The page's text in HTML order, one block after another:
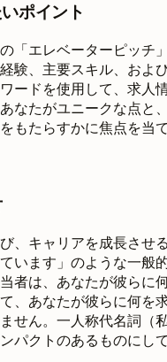
ポイント
「エレベーターピッチ
験、主要スキル、およ
ードを使用して、求人
なたがユニークな点と
もたらすかに焦点を当
、キャリアを成長させ
います」のような一般
者は、あなたが彼らに
、あなたが彼らに何を
せん。一人称代名詞（
パクトのあるものにして